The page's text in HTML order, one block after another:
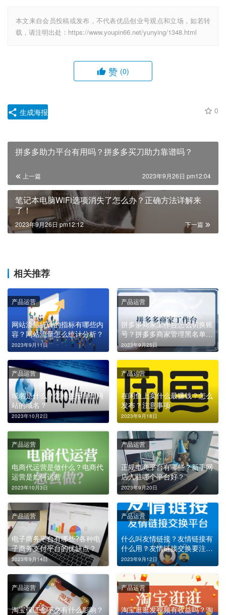
本文来自会员投稿或发布，不代表优品创业号观点和立场，如若转
载，请注明出处：https://www.youpin66.net/yunying/1348.html
赞 (0)
0
生成海报
拼多多助力平台有用吗？拼多多买刀助力靠谱吗？
上一篇 2023年9月26日 pm12:04
笔记本电脑WiFi选项消失了怎么办？正确方法详解来
了！
下一篇
2023年9月26日 pm12:12
相关推荐
网站流量统计的指标有哪些内
容？网站流量怎么统计分析？
2023年9月11日
产品运营
拼多多商家工作台怎么切换账
号？拼多多商家管理黑名单在
哪里？如何删除拼多多黑名单
的人？
2023年9月25日
产品运营
域名是什么？怎样注册自己网
站的域名？
2023年10月2日
产品运营
在闲鱼上卖什么最赚钱？怎么
发布？注意事项
2023年9月18日
产品运营
电商代运营是做什么？电商代
运营是如何运营
2023年10月3日
产品运营
正规电商平台有哪些？新手网
店入驻哪个平台好？
2023年9月20日
产品运营
电子商务平台有哪些?各种电
子商务支付平台的优缺点？
2023年9月14日
产品运营
什么叫友情链接？友情链接有
什么用？友情链接交换要注意
哪些问题？
2023年9月12日
产品运营
淘宝保证金不交有什么影响？
产品运营
淘宝逛逛发视频有收益吗？淘
产品运营